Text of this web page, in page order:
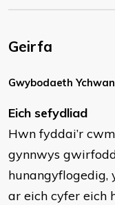
Geirfa
Gwybodaeth
Eich sefydliad
Hwn fyddai’r
gynnwys
hunangyflogedig,
ar eich cyfer eich